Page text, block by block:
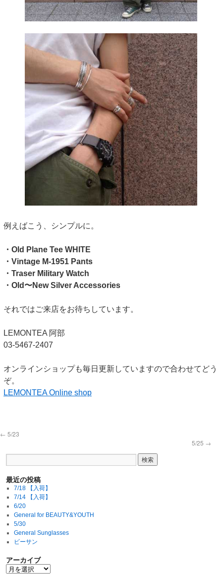
例えばこう、シンプルに。
・Old Plane Tee WHITE
・Vintage M-1951 Pants
・Traser Military Watch
・Old〜New Silver Accessories
それではご来店をお待ちしています。
LEMONTEA 阿部
03-5467-2407
オンラインショップも毎日更新していますので合わせてどう
ぞ。
LEMONTEA Online shop
← 5/23
5/25 →
最近の投稿
7/18 【入荷】
7/14 【入荷】
6/20
General for BEAUTY&YOUTH
5/30
General Sunglasses
ビーサン
アーカイブ